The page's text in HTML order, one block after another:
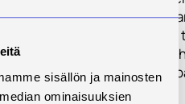
sisällön ja mainosten
ominaisuuksien
ei pärjää, vaan
että saadaan
paikallista
liiketoimintaa.